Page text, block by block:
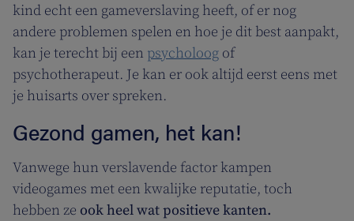
kind echt een gameverslaving heeft, of er nog
andere problemen spelen en hoe je dit best aanpakt,
kan je terecht bij een psycholoog of
psychotherapeut. Je kan er ook altijd eerst eens met
je huisarts over spreken.
Gezond gamen, het kan!
Vanwege hun verslavende factor kampen
videogames met een kwalijke reputatie, toch
hebben ze ook heel wat positieve kanten.